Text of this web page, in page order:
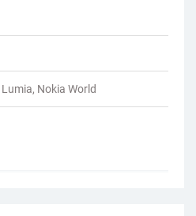
, Nokia World